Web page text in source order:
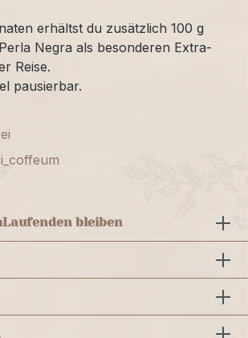
erhältst du zusätzlich 100 g
Negra als besonderen Extra-
Reise.
pausierbar.
Laufenden bleiben